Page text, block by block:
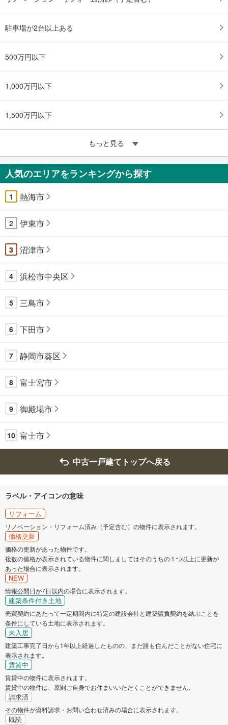
駐車場が2台以上ある
500万円以下
1,000万円以下
1,500万円以下
もっと見る
人気のエリアをランキングから探す
1 熱海市
2 伊東市
3 沼津市
4 浜松市中央区
5 三島市
6 下田市
7 静岡市葵区
8 富士宮市
9 御殿場市
10 富士市
中古一戸建てトップへ戻る
ラベル・アイコンの意味
リフォーム
リノベーション・リフォーム済み（予定含む）の物件に表示されます。
価格更新
価格の更新があった物件です。
複数の価格が表示されている物件に関しましてはそのうちの１つ以上に更新が
あった場合に表示されます。
NEW
情報公開日が7日以内の場合に表示されます。
建築条件付き土地
売買契約にあたって一定期間内に特定の建設会社と建築請負契約を結ぶことを
条件にしている土地に表示されます。
未入居
建築工事完了日から1年以上経過したものの、まだ誰も住んだことがない住宅に
表示されます。
賃貸中
賃貸中の物件に表示されます。
賃貸中の物件は、原則ご自身でお住まいいただくことができません。
請求済
その物件が資料請求・お問い合わせ済みの場合に表示されます。
既読